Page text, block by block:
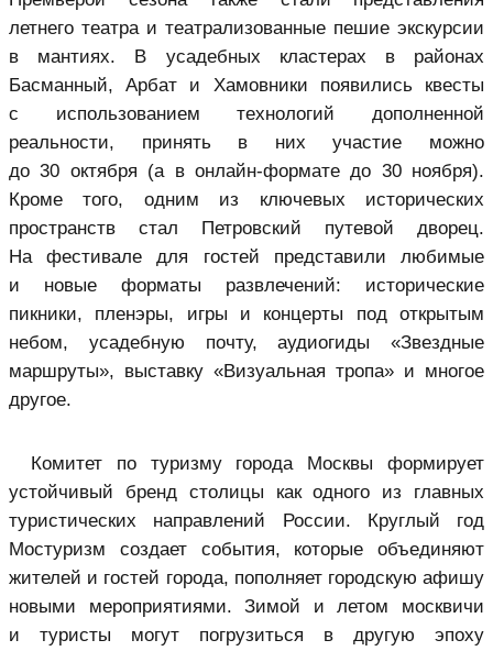
летнего театра и театрализованные пешие экскурсии
в мантиях. В усадебных кластерах в районах
Басманный, Арбат и Хамовники появились квесты
с использованием технологий дополненной
реальности, принять в них участие можно
до 30 октября (а в онлайн-формате до 30 ноября).
Кроме того, одним из ключевых исторических
пространств стал Петровский путевой дворец.
На фестивале для гостей представили любимые
и новые форматы развлечений: исторические
пикники, пленэры, игры и концерты под открытым
небом, усадебную почту, аудиогиды «Звездные
маршруты», выставку «Визуальная тропа» и многое
другое.
Комитет по туризму города Москвы формирует
устойчивый бренд столицы как одного из главных
туристических направлений России. Круглый год
Мостуризм создает события, которые объединяют
жителей и гостей города, пополняет городскую афишу
новыми мероприятиями. Зимой и летом москвичи
и туристы могут погрузиться в другую эпоху